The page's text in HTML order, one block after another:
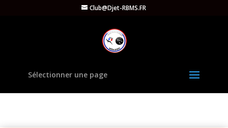
Club@Djet-RBMS.FR
Sélectionner une page